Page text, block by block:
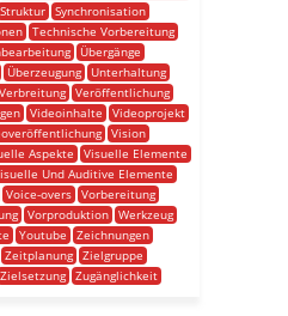
Struktur Synchronisation
Technische Vorbereitung
Übergänge
Überzeugung
Unterhaltung
Verbreitung Veröffentlichung
Videoinhalte
Videoprojekt
Vision
Aspekte
Visuelle Elemente
Und Auditive Elemente
Voice-overs Vorbereitung
Vorproduktion
Werkzeug
Youtube
Zeichnungen
Zeitplanung Zielgruppe
Zielsetzung Zugänglichkeit